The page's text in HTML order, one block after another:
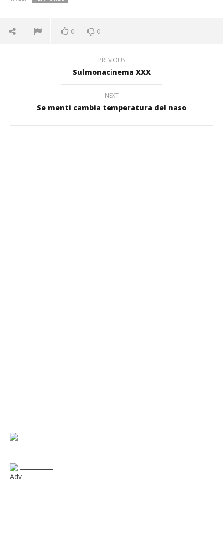
0 0
PREVIOUS
Sulmonacinema XXX
NEXT
Se menti cambia temperatura del naso
Adv